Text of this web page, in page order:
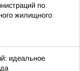
по
жилищного
идеальное